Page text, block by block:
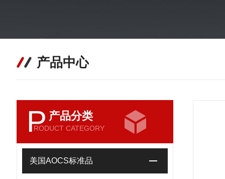
产品中心
P 产品分类
RODUCT CATEGORY
美国AOCS标准品